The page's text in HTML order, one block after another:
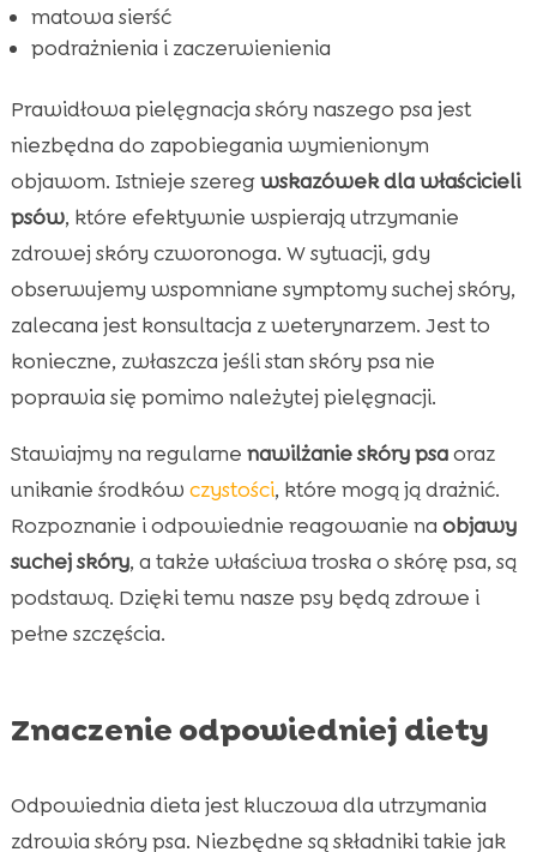
matowa sierść
podrażnienia i zaczerwienienia
Prawidłowa pielęgnacja skóry naszego psa jest
niezbędna do zapobiegania wymienionym
objawom. Istnieje szeregwskazówek dla właścicieli
psów, które efektywnie wspierają utrzymanie
zdrowej skóry czworonoga. W sytuacji, gdy
obserwujemy wspomniane symptomy suchej skóry,
zalecana jest konsultacja z weterynarzem. Jest to
konieczne, zwłaszcza jeśli stan skóry psa nie
poprawia się pomimo należytej pielęgnacji.
Stawiajmy na regularne nawilżanie skóry psaoraz
unikanie środków czystości, które mogą ją drażnić.
Rozpoznanie i odpowiednie reagowanie na objawy
suchej skóry, a także właściwa troska o skórę psa, są
podstawą. Dzięki temu nasze psy będą zdrowe i
pełne szczęścia.
Znaczenie odpowiedniej diety
Odpowiednia dieta jest kluczowa dla utrzymania
zdrowia skóry psa. Niezbędne są składniki takie jak